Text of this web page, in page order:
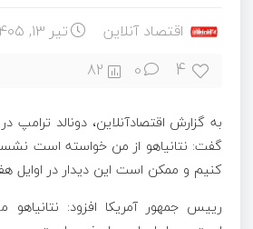
اقتصاد آنلاین تیر ۱۳, ۱۴۰۵
4
0
82
به گزارش اقتصادآنلاین، دونالد
گفت: نتانیاهو از من خواسته است
کنیم و ممکن است این دیدار در اوایل
رییس جمهور آمریکا افزود: